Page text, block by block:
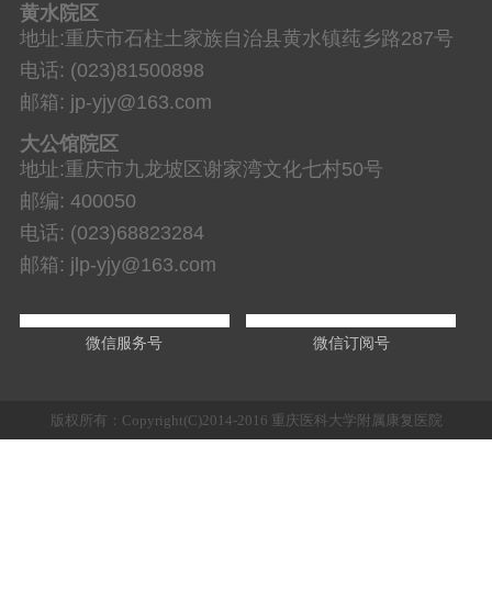
黄水院区
地址:重庆市石柱土家族自治县黄水镇莼乡路287号
电话: (023)81500898
邮箱: jp-yjy@163.com
大公馆院区
地址:重庆市九龙坡区谢家湾文化七村50号
邮编: 400050
电话: (023)68823284
邮箱: jlp-yjy@163.com
微信服务号 微信订阅号
版权所有：Copyright(C)2014-2016 重庆医科大学附属康复医院